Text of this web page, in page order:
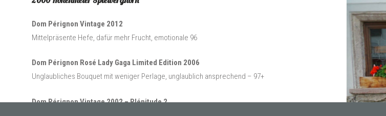
Dom Pérignon Vintage 2012
Mittelpräsente Hefe, dafür mehr Frucht, emotionale 96
Dom Pérignon Rosé Lady Gaga Limited Edition 2006
Unglaubliches Bouquet mit weniger Perlage, unglaublich ansprechend – 97+
Dom Pérignon Vintage 2002 – Plénitude 2